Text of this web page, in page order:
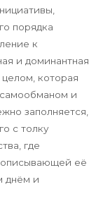
порядка
к
и доминантная
которая
и
заполняется,
с толку
где
описывающей её
днём и